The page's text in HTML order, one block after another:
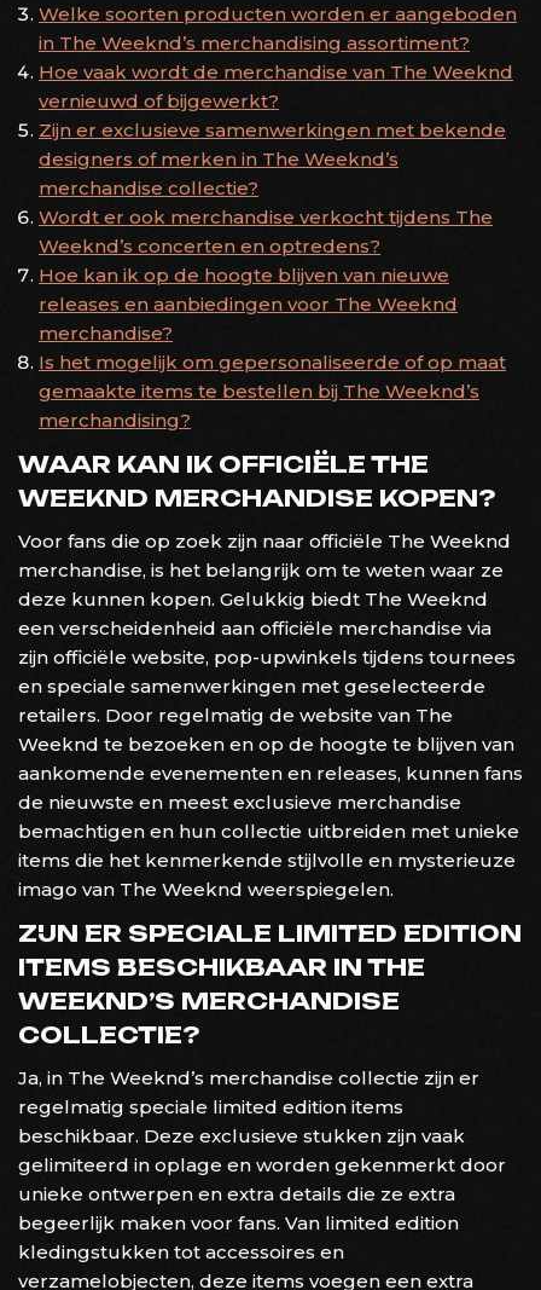
Welke soorten producten worden er aangeboden
in The Weeknd’s merchandising assortiment?
Hoe vaak wordt de merchandise van The Weeknd
vernieuwd of bijgewerkt?
Zijn er exclusieve samenwerkingen met bekende
designers of merken in The Weeknd’s
merchandise collectie?
Wordt er ook merchandise verkocht tijdens The
Weeknd’s concerten en optredens?
Hoe kan ik op de hoogte blijven van nieuwe
releases en aanbiedingen voor The Weeknd
merchandise?
Is het mogelijk om gepersonaliseerde of op maat
gemaakte items te bestellen bij The Weeknd’s
merchandising?
WAAR KAN IK OFFICIËLE THE
WEEKND MERCHANDISE KOPEN?
Voor fans die op zoek zijn naar officiële The Weeknd
merchandise, is het belangrijk om te weten waar ze
deze kunnen kopen. Gelukkig biedt The Weeknd
een verscheidenheid aan officiële merchandise via
zijn officiële website, pop-upwinkels tijdens tournees
en speciale samenwerkingen met geselecteerde
retailers. Door regelmatig de website van The
Weeknd te bezoeken en op de hoogte te blijven van
aankomende evenementen en releases, kunnen fans
de nieuwste en meest exclusieve merchandise
bemachtigen en hun collectie uitbreiden met unieke
items die het kenmerkende stijlvolle en mysterieuze
imago van The Weeknd weerspiegelen.
ZIJN ER SPECIALE LIMITED EDITION
ITEMS BESCHIKBAAR IN THE
WEEKND’S MERCHANDISE
COLLECTIE?
Ja, in The Weeknd’s merchandise collectie zijn er
regelmatig speciale limited edition items
beschikbaar. Deze exclusieve stukken zijn vaak
gelimiteerd in oplage en worden gekenmerkt door
unieke ontwerpen en extra details die ze extra
begeerlijk maken voor fans. Van limited edition
kledingstukken tot accessoires en
verzamelobjecten, deze items voegen een extra